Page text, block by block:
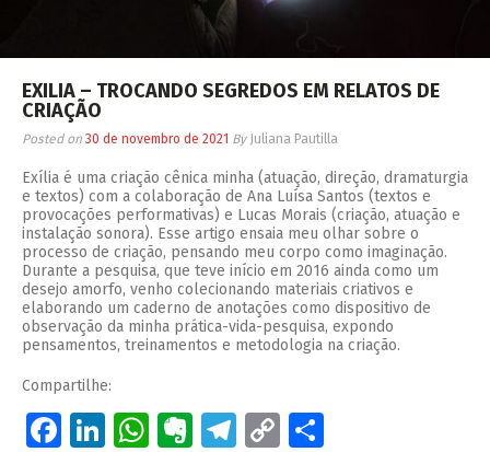
EXILIA – TROCANDO SEGREDOS EM RELATOS DE
CRIAÇÃO
Posted on 30 de novembro de 2021 By Juliana Pautilla
Exília é uma criação cênica minha (atuação, direção, dramaturgia
e textos) com a colaboração de Ana Luísa Santos (textos e
provocações performativas) e Lucas Morais (criação, atuação e
instalação sonora). Esse artigo ensaia meu olhar sobre o
processo de criação, pensando meu corpo como imaginação.
Durante a pesquisa, que teve início em 2016 ainda como um
desejo amorfo, venho colecionando materiais criativos e
elaborando um caderno de anotações como dispositivo de
observação da minha prática-vida-pesquisa, expondo
pensamentos, treinamentos e metodologia na criação.
Compartilhe:
Facebook
LinkedIn
WhatsApp
Evernote
Telegram
Copy